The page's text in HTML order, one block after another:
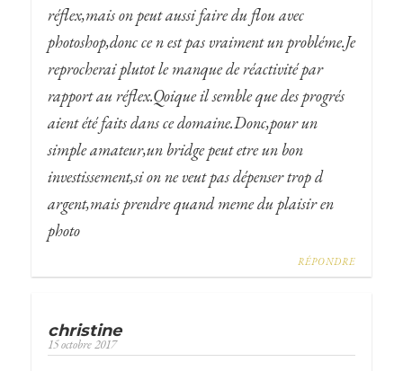
réflex,mais on peut aussi faire du flou avec
photoshop,donc ce n est pas vraiment un probléme.Je
reprocherai plutot le manque de réactivité par
rapport au réflex.Qoique il semble que des progrés
aient été faits dans ce domaine.Donc,pour un
simple amateur,un bridge peut etre un bon
investissement,si on ne veut pas dépenser trop d
argent,mais prendre quand meme du plaisir en
photo
RÉPONDRE
christine
15 octobre 2017